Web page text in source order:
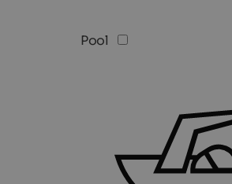
Pool